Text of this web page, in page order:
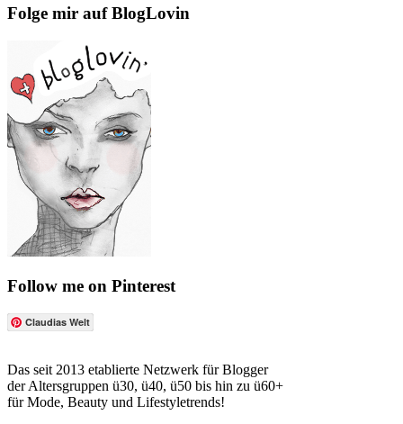
Folge mir auf BlogLovin
Follow me on Pinterest
Claudias Welt
Das seit 2013 etablierte Netzwerk für Blogger
der Altersgruppen ü30, ü40, ü50 bis hin zu ü60+
für Mode, Beauty und Lifestyletrends!